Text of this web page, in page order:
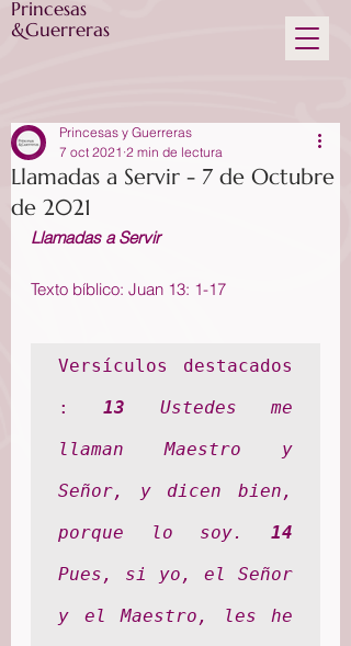
Princesas
&Guerreras
Llamadas a Servir - 7 de Octubre
de 2021
Princesas y Guerreras
7 oct 2021 2 min de lectura
Llamadas a Servir
Texto bíblico: Juan 13: 1-17
Versículos destacados
:
13 Ustedes me
llaman Maestro y
Señor, y dicen bien,
porque lo soy. 14
Pues, si yo, el Señor
y el Maestro, les he